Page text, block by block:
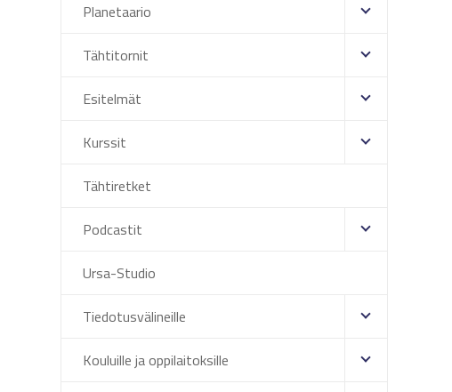
Planetaario
Tähtitornit
Esitelmät
Kurssit
Tähtiretket
Podcastit
Ursa-Studio
Tiedotusvälineille
Kouluille ja oppilaitoksille